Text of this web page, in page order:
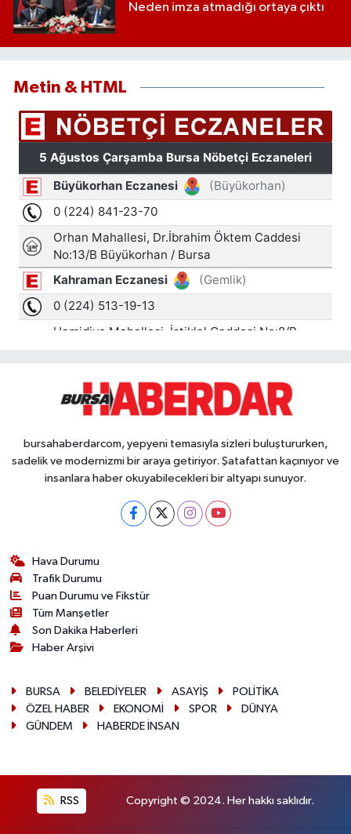
Neden imza atmadığı ortaya çıktı
Metin & HTML
bursahaberdarcom, yepyeni temasıyla sizleri buluştururken,
sadelik ve modernizmi bir araya getiriyor. Şatafattan kaçınıyor ve
insanlara haber okuyabilecekleri bir altyapı sunuyor.
Hava Durumu
Trafik Durumu
Puan Durumu ve Fikstür
Tüm Manşetler
Son Dakika Haberleri
Haber Arşivi
BURSA BELEDİYELER ASAYİŞ
POLİTİKA
ÖZEL HABER
EKONOMİ SPOR
DÜNYA
GÜNDEM
HABERDE İNSAN
RSS Copyright © 2024. Her hakkı saklıdır.